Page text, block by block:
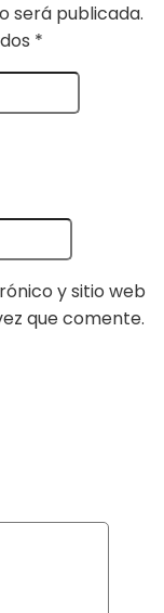
será publicada.
*
y sitio web
que comente.